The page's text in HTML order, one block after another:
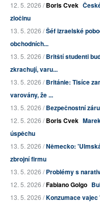
12. 5. 2026 /Boris Cvek
zločinu
13. 5. 2026 /Šéf izraelské
obchodních...
13. 5. 2026 /Britští studenti
zkrachují, varu...
13. 5. 2026 /Británie: Tisíce
varovány, že ...
13. 5. 2026 /Bezpečnostní
12. 5. 2026 /Boris Cvek
úspěchu
13. 5. 2026 /Německo:
zbrojní firmu
13. 5. 2026 /Problémy s
12. 5. 2026 /Fabiano Golgo
13. 5. 2026 /Konzumace